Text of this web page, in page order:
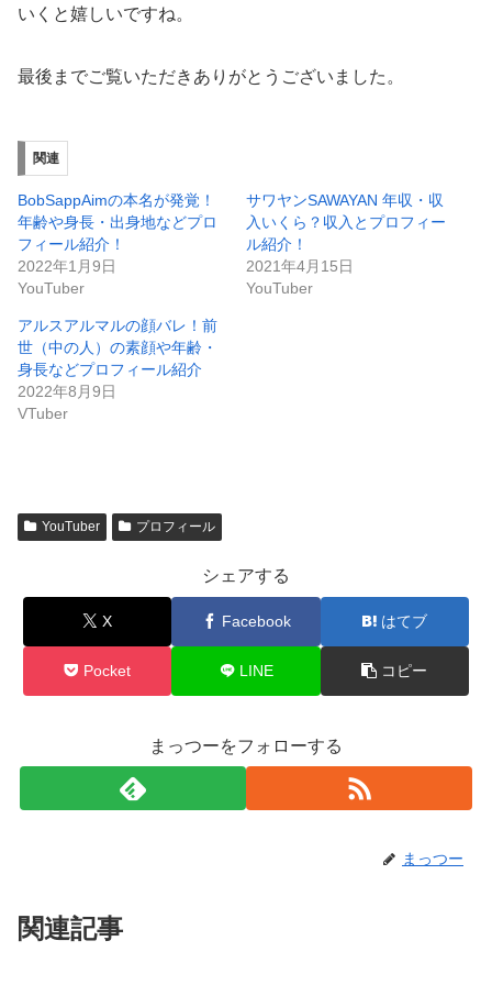
いくと嬉しいですね。
最後までご覧いただきありがとうございました。
関連
BobSappAimの本名が発覚！
年齢や身長・出身地などプロ
フィール紹介！
2022年1月9日
YouTuber
サワヤンSAWAYAN 年収・収
入いくら？収入とプロフィー
ル紹介！
2021年4月15日
YouTuber
アルスアルマルの顔バレ！前
世（中の人）の素顔や年齢・
身長などプロフィール紹介
2022年8月9日
VTuber
YouTuber プロフィール
シェアする
X Facebook はてブ
Pocket LINE コピー
まっつーをフォローする
まっつー
関連記事